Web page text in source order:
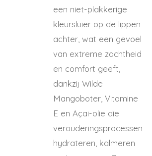
een niet-plakkerige
kleursluier op de lippen
achter, wat een gevoel
van extreme zachtheid
en comfort geeft,
dankzij Wilde
Mangoboter, Vitamine
E en Açai-olie die
verouderingsprocessen
hydrateren, kalmeren